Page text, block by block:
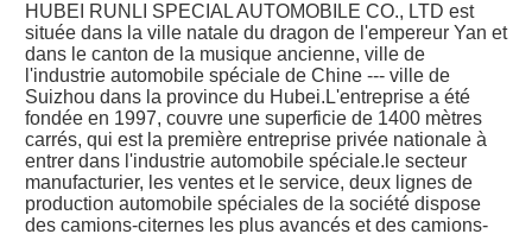
HUBEI RUNLI SPECIAL AUTOMOBILE CO., LTD est
située dans la ville natale du dragon de l'empereur Yan et
dans le canton de la musique ancienne, ville de
l'industrie automobile spéciale de Chine --- ville de
Suizhou dans la province du Hubei.L'entreprise a été
fondée en 1997, couvre une superficie de 1400 mètres
carrés, qui est la première entreprise privée nationale à
entrer dans l'industrie automobile spéciale.le secteur
manufacturier, les ventes et le service, deux lignes de
production automobile spéciales de la société dispose
des camions-citernes les plus avancés et des camions-